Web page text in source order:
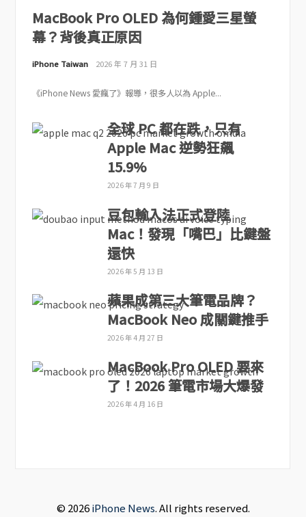
MacBook Pro OLED 為何鍾愛三星螢
幕？背後真正原因
iPhone Taiwan 2026 年 7 月 31 日
《iPhone News 愛瘋了》報導，很多人以為 Apple...
全球 PC 都在跌，只有
Apple Mac 逆勢狂飆
15.9%
2026 年 7 月 9 日
豆包輸入法正式登陸
Mac！發現「嘴巴」比鍵盤
還快
2026 年 5 月 13 日
蘋果成第三大筆電品牌？
MacBook Neo 成關鍵推手
2026 年 4 月 27 日
MacBook Pro OLED 要來
了！2026 筆電市場大爆發
2026 年 4 月 16 日
© 2026iPhone News. All rights reserved.